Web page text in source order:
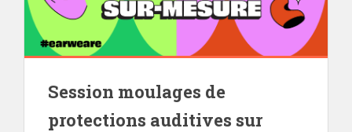
Session moulages de
protections auditives sur